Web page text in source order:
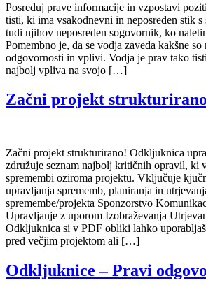
Posreduj prave informacije in vzpostavi
tisti, ki ima vsakodnevni in neposreden stik
tudi njihov neposreden sogovornik, ko
Pomembno je, da se vodja zaveda kakšne
odgovornosti in vplivi. Vodja je prav tako
najbolj vpliva na svojo […]
Začni projekt
Začni projekt strukturirano! Odkljuknica
združuje seznam najbolj kritičnih opravil, ki
spremembi oziroma projektu. Vključuje
upravljanja sprememb, planiranja in
spremembe/projekta Sponzorstvo
Upravljanje z uporom Izobraževanja
Odkljuknica si v PDF obliki lahko
pred večjim projektom ali […]
Odkljuknice – Pravi